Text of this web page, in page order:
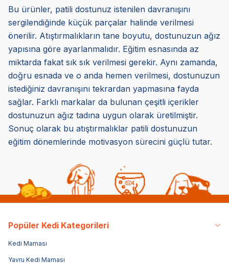
Bu ürünler, patili dostunuz istenilen davranışını
sergilendiğinde küçük parçalar halinde verilmesi
önerilir. Atıştırmalıkların tane boyutu, dostunuzun ağız
yapısına göre ayarlanmalıdır. Eğitim esnasında az
miktarda fakat sık sık verilmesi gerekir. Aynı zamanda,
doğru esnada ve o anda hemen verilmesi, dostunuzun
istediğiniz davranışını tekrardan yapmasına fayda
sağlar. Farklı markalar da bulunan çeşitli içerikler
dostunuzun ağız tadına uygun olarak üretilmiştir.
Sonuç olarak bu atıştırmalıklar patili dostunuzun
eğitim dönemlerinde motivasyon sürecini güçlü tutar.
Popüler Kedi Kategorileri
Kedi Maması
Yavru Kedi Maması